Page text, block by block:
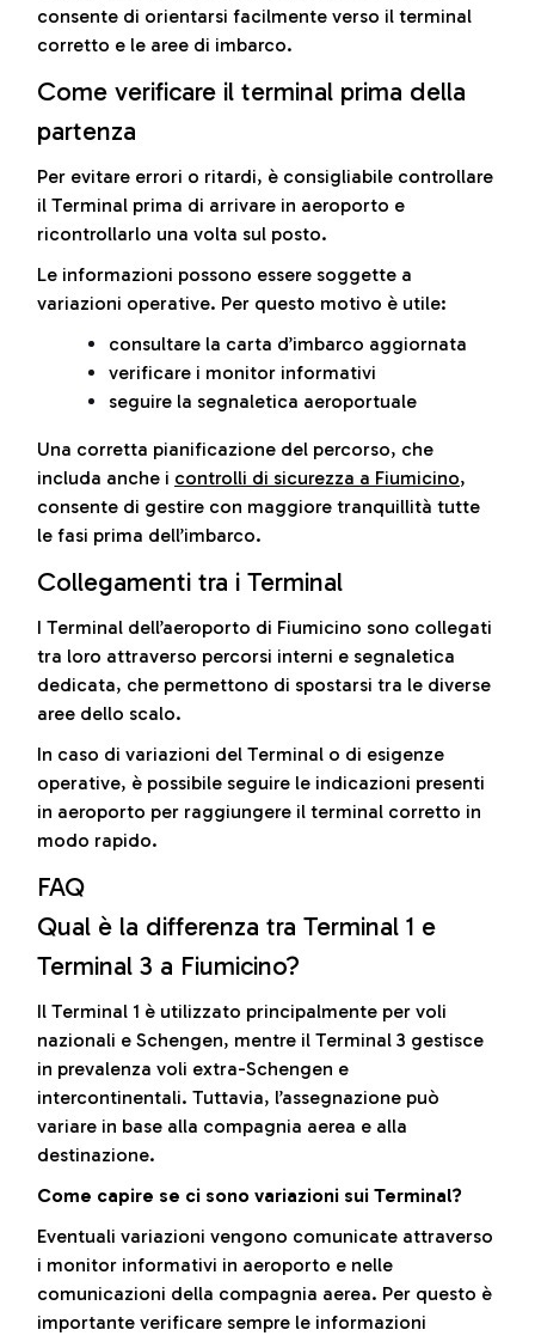
consente di orientarsi facilmente verso il terminal
corretto e le aree di imbarco.
Come verificare il terminal prima della
partenza
Per evitare errori o ritardi, è consigliabile controllare
il Terminal prima di arrivare in aeroporto e
ricontrollarlo una volta sul posto.
Le informazioni possono essere soggette a
variazioni operative. Per questo motivo è utile:
consultare la carta d’imbarco aggiornata
verificare i monitor informativi
seguire la segnaletica aeroportuale
Una corretta pianificazione del percorso, che
includa anche i controlli di sicurezza a Fiumicino,
consente di gestire con maggiore tranquillità tutte
le fasi prima dell’imbarco.
Collegamenti tra i Terminal
I Terminal dell’aeroporto di Fiumicino sono collegati
tra loro attraverso percorsi interni e segnaletica
dedicata, che permettono di spostarsi tra le diverse
aree dello scalo.
In caso di variazioni del Terminal o di esigenze
operative, è possibile seguire le indicazioni presenti
in aeroporto per raggiungere il terminal corretto in
modo rapido.
FAQ
Qual è la differenza tra Terminal 1 e
Terminal 3 a Fiumicino?
Il Terminal 1 è utilizzato principalmente per voli
nazionali e Schengen, mentre il Terminal 3 gestisce
in prevalenza voli extra-Schengen e
intercontinentali. Tuttavia, l’assegnazione può
variare in base alla compagnia aerea e alla
destinazione.
Come capire se ci sono variazioni sui Terminal?
Eventuali variazioni vengono comunicate attraverso
i monitor informativi in aeroporto e nelle
comunicazioni della compagnia aerea. Per questo è
importante verificare sempre le informazioni